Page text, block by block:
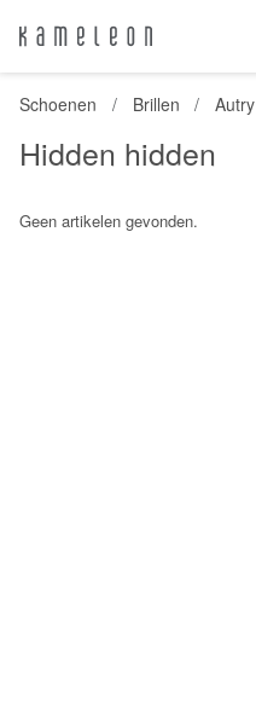
Schoenen Brillen Autry
Hidden hidden
Geen artikelen gevonden.